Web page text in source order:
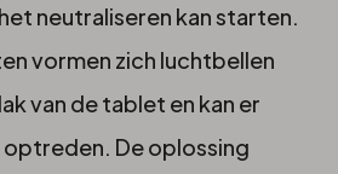
neutraliseren kan starten.
vormen zich luchtbellen
van de tablet en kan er
De oplossing